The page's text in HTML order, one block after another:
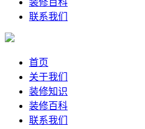
装修百科
联系我们
首页
关于我们
装修知识
装修百科
联系我们